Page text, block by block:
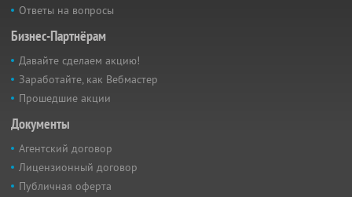
Ответы на вопросы
Бизнес-Партнёрам
Давайте сделаем акцию!
Заработайте, как Вебмастер
Прошедшие акции
Документы
Агентский договор
Лицензионный договор
Публичная оферта